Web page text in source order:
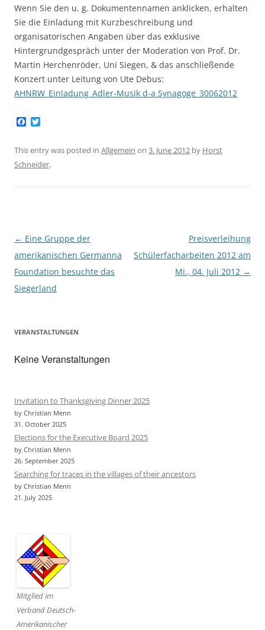
Wenn Sie den u. g. Dokumentennamen anklicken, erhalten
Sie die Einladung mit Kurzbeschreibung und
organisatorischen Angaben über das exklusive
Hintergrundgespräch unter der Moderation von Prof. Dr.
Martin Herchenröder, Uni Siegen, & das anschließende
Konzert unter Leitung von Ute Debus:
AHNRW_Einladung_Adler-Musik d-a Synagoge_30062012
e
o
t
t
e
This entry was posted in Allgemein on 3. June 2012 by Horst
Schneider.
Post
navigation
← Eine Gruppe der
amerikanischen Germanna
Foundation besuchte das
Siegerland
Preisverleihung
Schülerfacharbeiten 2012 am
Mi., 04. Juli 2012 →
VERANSTALTUNGEN
Keine Veranstaltungen
Invitation to Thanksgiving Dinner 2025
by Christian Menn
31. October 2025
Elections for the Executive Board 2025
by Christian Menn
26. September 2025
Searching for traces in the villages of their ancestors
by Christian Menn
21. July 2025
Mitglied im
Verband Deutsch-
Amerikanischer